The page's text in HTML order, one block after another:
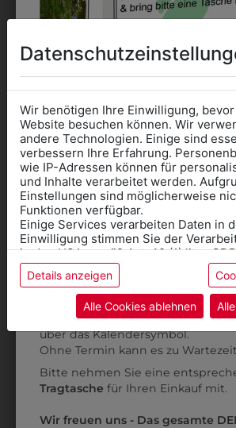
DAS KÖNNTE
AUCH
3003T001
T-SHIRT
Wir benötigen Ihre Einwilligung,
Website besuchen können. Wir
andere Technologien. Einige sind
verbessern Ihre Erfahrung.
wie IP-Adressen können für
und Inhalte verarbeitet werden.
Einstellungen sind möglicherweise
Funktionen verfügbar.
Einige Services verarbeiten Daten in
Einwilligung stimmen Sie der
in den USA gemäß Art. 49 (1) lit. a
stuft die USA als Land mit
ein, und es besteht das Risiko, dass
Daten ohne Klagemöglichkeit für
Datenschutzerklärungbzw. im
Details anzeigen
Alle Cookies ablehnen
Informationen
Kleidung
für die SCHULE
benötigen
Online Shop: Klick auf SCHULE in
Kategorie und die richtige
AnprobeVorort im Geschäft:
über das Kalendersymbol.
Ohne Termin kann es zu
Bitte nehmen Sie eine
Tragtasche für Ihren Einkauf mit.
Wir freuen uns - Das gesamte